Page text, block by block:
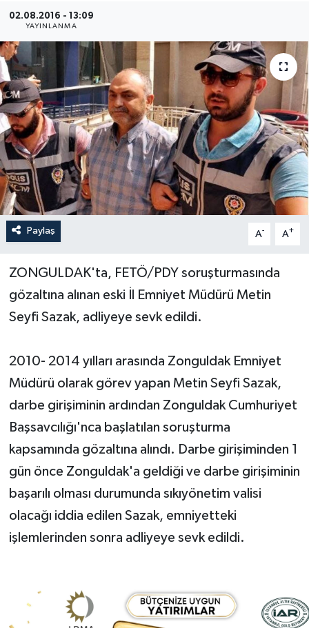
02.08.2016 - 13:09
YAYINLANMA
Paylaş A- A+
ZONGULDAK'ta, FETÖ/PDY soruşturmasında
gözaltına alınan eski İl Emniyet Müdürü Metin
Seyfi Sazak, adliyeye sevk edildi.
2010- 2014 yılları arasında Zonguldak Emniyet
Müdürü olarak görev yapan Metin Seyfi Sazak,
darbe girişiminin ardından Zonguldak Cumhuriyet
Başsavcılığı'nca başlatılan soruşturma
kapsamında gözaltına alındı. Darbe girişiminden 1
gün önce Zonguldak'a geldiği ve darbe girişiminin
başarılı olması durumunda sıkıyönetim valisi
olacağı iddia edilen Sazak, emniyetteki
işlemlerinden sonra adliyeye sevk edildi.
Medya
Sağlık
Sinema
Sivil Toplum
Siyaset
Spor
Tarım
Turizm
DÜNYA
YEREL